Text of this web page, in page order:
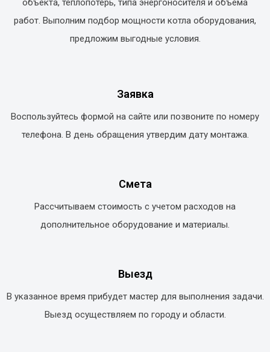
работ. Выполним подбор мощности котла оборудования,
предложим выгодные условия.
Заявка
Воспользуйтесь формой на сайте или позвоните по номеру
телефона. В день обращения утвердим дату монтажа.
Смета
Рассчитываем стоимость с учетом расходов на
дополнительное оборудование и материалы.
Выезд
В указанное время прибудет мастер для выполнения задачи.
Выезд осуществляем по городу и области.